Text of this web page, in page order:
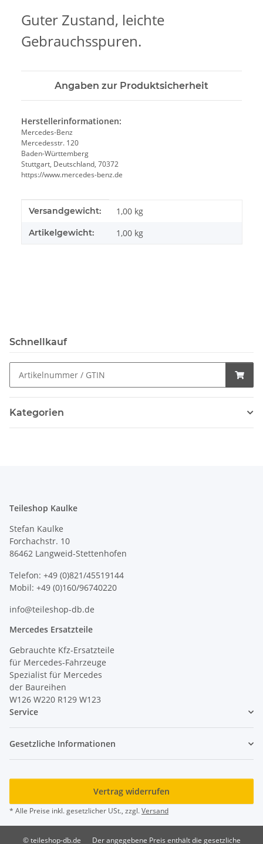
Guter Zustand, leichte
Gebrauchsspuren.
Angaben zur Produktsicherheit
Herstellerinformationen:
Mercedes-Benz
Mercedesstr. 120
Baden-Württemberg
Stuttgart, Deutschland, 70372
https://www.mercedes-benz.de
Produkteigenschaft
Wert
Versandgewicht: 1,00 kg
Artikelgewicht: 1,00 kg
Schnellkauf
Kategorien
Teileshop Kaulke
Stefan Kaulke
Forchachstr. 10
86462 Langweid-Stettenhofen
Telefon: +49 (0)821/45519144
Mobil: +49 (0)160/96740220
info@teileshop-db.de
Mercedes Ersatzteile
Gebrauchte Kfz-Ersatzteile
für Mercedes-Fahrzeuge
Spezialist für Mercedes
der Baureihen
W126 W220 R129 W123
Service
Gesetzliche Informationen
Vertrag widerrufen
* Alle Preise inkl. gesetzlicher USt., zzgl.Versand
© teileshop-db.de Der angegebene Preis enthält die gesetzliche